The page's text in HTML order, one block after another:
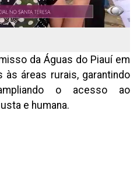
da Águas do Piauí em
às áreas rurais, garantindo
o acesso ao
e humana.